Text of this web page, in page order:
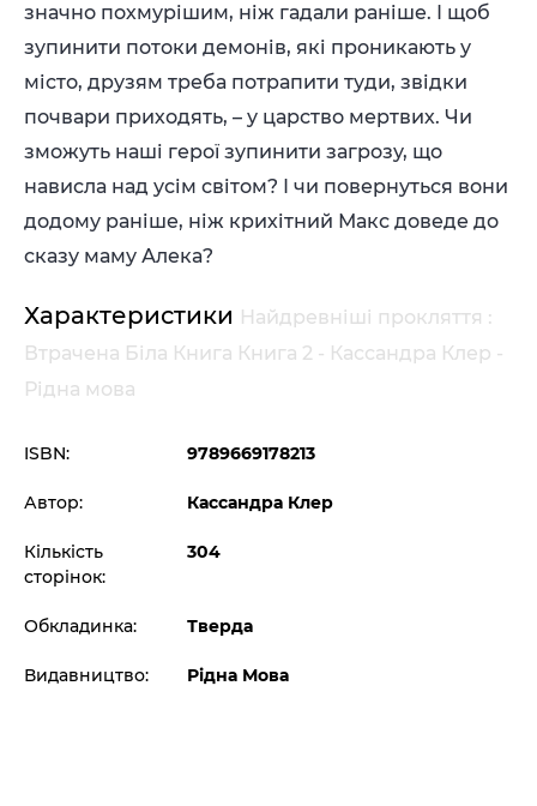
значно похмурішим, ніж гадали раніше. І щоб
зупинити потоки демонів, які проникають у
місто, друзям треба потрапити туди, звідки
почвари приходять, – у царство мертвих. Чи
зможуть наші герої зупинити загрозу, що
нависла над усім світом? І чи повернуться вони
додому раніше, ніж крихітний Макс доведе до
сказу маму Алека?
Характеристики Найдревніші прокляття :
Втрачена Біла Книга Книга 2 - Кассандра Клер -
Рідна мова
ISBN: 9789669178213
Автор: Кассандра Клер
Кількість
сторінок:
304
Обкладинка: Тверда
Видавництво: Рідна Мова